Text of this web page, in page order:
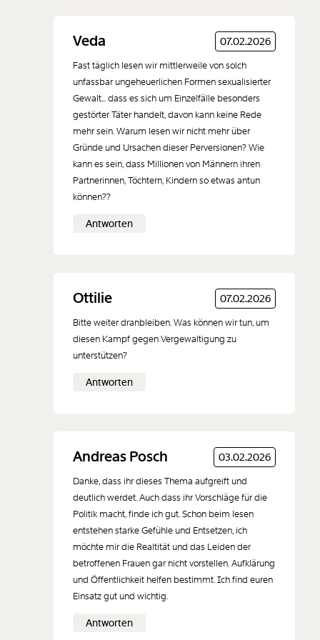
nach einem möglichen Übergriff vor dem
Besuch nicht und putze dir nicht die
Zähne. Nimm Kleidung und andere
Textilien mit, auf denen Spuren zu
finden sein könnten (packe sie nicht in
Plastik ein, sondern in einen Papiersack).
Ist keine dieser Ambulanzen für dich gut
erreichbar, kannst du dich an jedes
Krankenhaus und jeden Arzt/jede Ärztin
möglichst schnell dorthin zu gelangen –
Wenn du benommen aufwachst und den
Verdacht hast, am Vorabend betäubt
worden zu sein, kannst du noch zuhause
selbst eine Urinprobe in einem Gefäß
sichern und sie möglichst schnell zum
durchführen. Das können nur forensisch-
oder die Ärztin darum, deine Probe in ein
solches spezialisiertes Labor zu
schicken.
In Haarproben können Substanzen über
einen längeren Zeitraum nachweisbar
sein, vor allem, wenn sie wiederholt
verabreicht werden. Um die
Untersuchung einer Haarprobe
Neuen Kommentar
Der Inhalt dieses Feldes wird nicht öffentlich zugänglich angezeigt.
Veda 07.02.2026
Fast täglich lesen wir mittlerweile von solch
unfassbar ungeheuerlichen Formen sexualisierter
Gewalt... dass es sich um Einzelfälle besonders
gestörter Täter handelt, davon kann keine Rede
mehr sein. Warum lesen wir nicht mehr über
Gründe und Ursachen dieser Perversionen? Wie
kann es sein, dass Millionen von Männern ihren
Partnerinnen, Töchtern, Kindern so etwas antun
können??
Antworten
Ottilie 07.02.2026
Bitte weiter dranbleiben. Was können wir tun, um
diesen Kampf gegen Vergewaltigung zu
unterstützen?
Antworten
Andreas Posch 03.02.2026
Danke, dass ihr dieses Thema aufgreift und
deutlich werdet. Auch dass ihr Vorschläge für die
Politik macht, finde ich gut. Schon beim lesen
entstehen starke Gefühle und Entsetzen, ich
möchte mir die Realtität und das Leiden der
betroffenen Frauen gar nicht vorstellen. Aufklärung
und Öffentlichkeit helfen bestimmt. Ich find euren
Einsatz gut und wichtig.
Antworten